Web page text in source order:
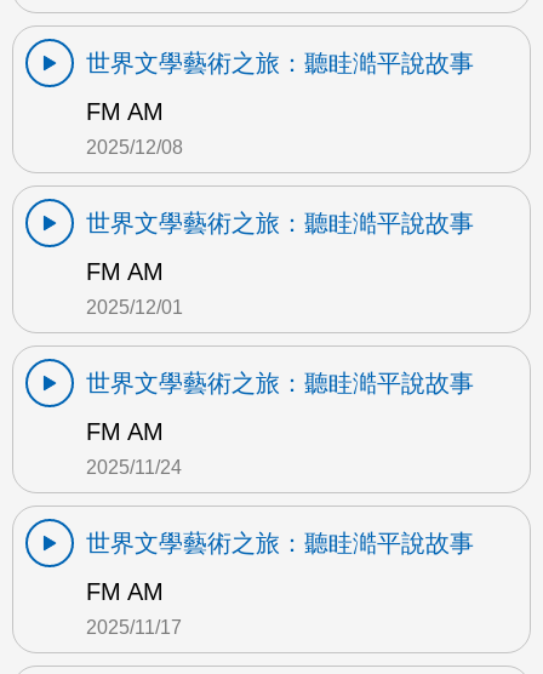
世界文學藝術之旅：聽眭澔平說故事
FM AM
2025/12/08
世界文學藝術之旅：聽眭澔平說故事
FM AM
2025/12/01
世界文學藝術之旅：聽眭澔平說故事
FM AM
2025/11/24
世界文學藝術之旅：聽眭澔平說故事
FM AM
2025/11/17